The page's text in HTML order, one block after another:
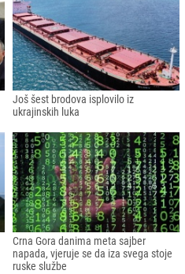
Još šest brodova isplovilo iz
ukrajinskih luka
Crna Gora danima meta sajber
napada, vjeruje se da iza svega stoje
ruske službe